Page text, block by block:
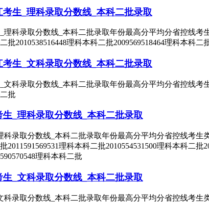
生_理科录取分数线_本科二批录取
科录取分数线_本科二批录取年份最高分平均分省控线考
批2010538516448理科本科二批2009569518464理科本科
生_文科录取分数线_本科二批录取
科录取分数线_本科二批录取年份最高分平均分省控线考
批
_理科录取分数线_本科二批录取
录取分数线_本科二批录取年份最高分平均分省控线考生
2011591569531理科本科二批2010554531500理科本科二
理科本科二批
_文科录取分数线_本科二批录取
录取分数线_本科二批录取年份最高分平均分省控线考生